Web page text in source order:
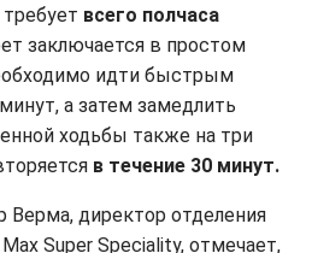
всего полчаса
заключается в простом
идти быстрым
а затем замедлить
ходьбы также на три
в течение 30 минут.
директор отделения
Super Speciality, отмечает,